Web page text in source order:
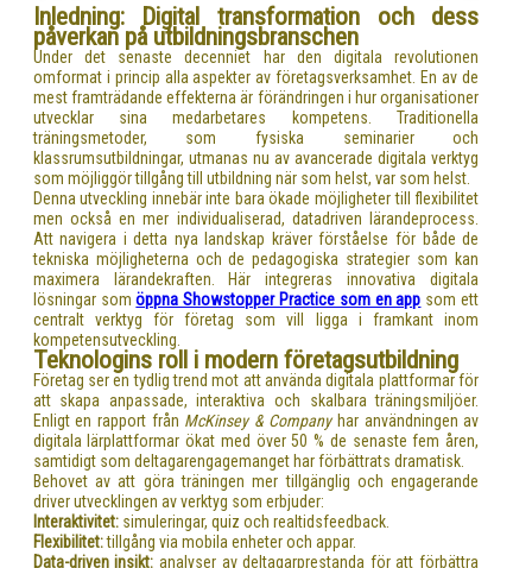
Inledning: Digital transformation och dess
påverkan på utbildningsbranschen
Under det senaste decenniet har den digitala revolutionen
omformat i princip alla aspekter av företagsverksamhet. En av de
mest framträdande effekterna är förändringen i hur organisationer
utvecklar sina medarbetares kompetens. Traditionella
träningsmetoder, som fysiska seminarier och
klassrumsutbildningar, utmanas nu av avancerade digitala verktyg
som möjliggör tillgång till utbildning när som helst, var som helst.
Denna utveckling innebär inte bara ökade möjligheter till flexibilitet
men också en mer individualiserad, datadriven lärandeprocess.
Att navigera i detta nya landskap kräver förståelse för både de
tekniska möjligheterna och de pedagogiska strategier som kan
maximera lärandekraften. Här integreras innovativa digitala
lösningar somöppna Showstopper Practice som en app som ett
centralt verktyg för företag som vill ligga i framkant inom
kompetensutveckling.
Teknologins roll i modern företagsutbildning
Företag ser en tydlig trend mot att använda digitala plattformar för
att skapa anpassade, interaktiva och skalbara träningsmiljöer.
Enligt en rapport från McKinsey & Companyhar användningen av
digitala lärplattformar ökat med över 50 % de senaste fem åren,
samtidigt som deltagarengagemanget har förbättrats dramatisk.
Behovet av att göra träningen mer tillgänglig och engagerande
driver utvecklingen av verktyg som erbjuder:
Interaktivitet:simuleringar, quiz och realtidsfeedback.
Flexibilitet:tillgång via mobila enheter och appar.
Data-driven insikt: analyser av deltagarprestanda för att förbättra